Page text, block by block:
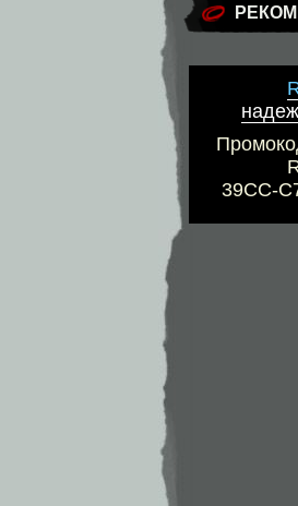
39CC-